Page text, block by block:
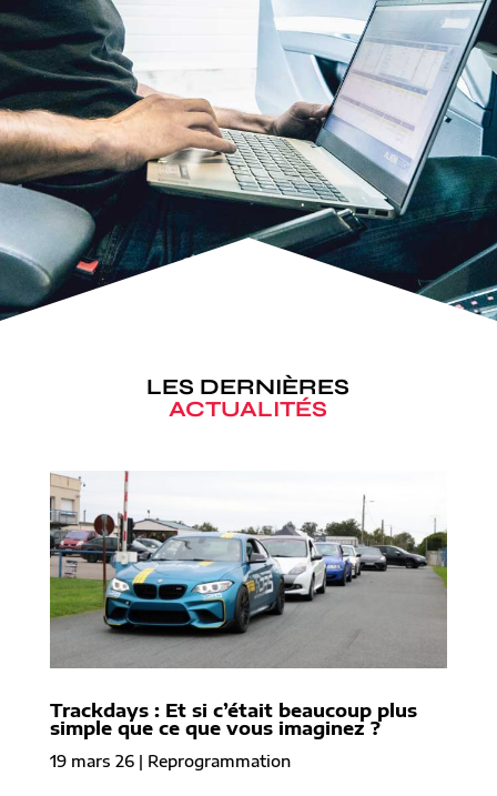
LES DERNIÈRES
ACTUALITÉS
Trackdays : Et si c’était beaucoup plus
simple que ce que vous imaginez ?
19 mars 26| Reprogrammation